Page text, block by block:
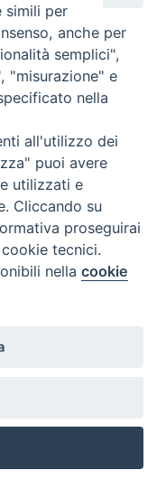
>>
s
d
8
9
15
29 30
simili per
anche per
semplici",
"misurazione" e
nella
all'utilizzo dei
puoi avere
utilizzati e
Cliccando su
proseguirai
tecnici.
nellacookie